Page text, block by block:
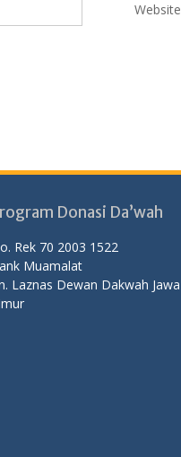
Website
Donasi Da’wah
Rek 70 2003 1522
Muamalat
Laznas Dewan Dakwah Jawa